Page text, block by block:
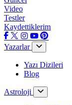
Video
Testler
Kaydettiklerim
Yazarlar
Yazı Dizileri
Blog
Astroloji